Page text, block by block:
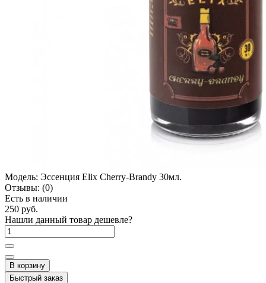
Модель: Эссенция Elix Cherry-Brandy 30мл.
Отзывы: (0)
Есть в наличии
250 руб.
Нашли данный товар дешевле?
В корзину
Быстрый заказ